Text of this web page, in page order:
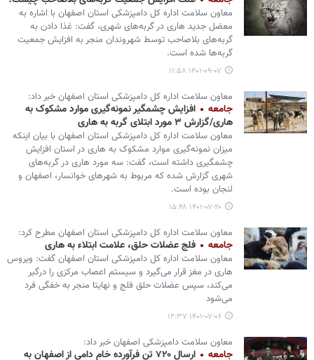
معاون سلامت اداره کل دامپزشکی استان اصفهان با اشاره به
معضل جدید هاری در گربه‌های شهری، گفت: غذا دادن به
گربه‌های بلاصاحب توسط شهروندان منجر به افزایش جمعیت
گربه‌ها شده است.
۱۴۰۱-۰۹-۰۷ ۱۱:۵۸
معاون سلامت اداره کل دامپزشکی استان اصفهان خبر داد:
جامعه
افزایش چشمگیر نمونه‌گیری موارد مشکوک به
هاری/گزارش ۳ مورد ابتلای گربه به هاری
معاون سلامت اداره کل دامپزشکی استان اصفهان با بیان اینکه
میزان نمونه‌گیری موارد مشکوک به هاری در استان افزایش
چشمگیری داشته است، گفت: سه مورد هاری در گربه‌های
شهری گزارش شده که مربوط به شهرهای خوانسار، اصفهان و
لنجان بوده است.
۱۴۰۱-۰۷-۲۰ ۱۵:۴۸
معاون سلامت اداره کل دامپزشکی استان اصفهان مطرح کرد:
جامعه فلج عضلات حلق، علامت ابتلاء به هاری
معاون سلامت اداره کل دامپزشکی استان اصفهان گفت: ویروس
هاری در مغز قرار می‌گیرد و سیستم اعصاب مرکزی را درگیر
می‌کند، سپس عضلات حلق فلج و نهایتا منجر به خفگی فرد
می‌شود
۱۴۰۱-۰۷-۰۶ ۱۲:۳۷
معاون سلامت دامپزشکی اصفهان خبر داد:
جامعه
ارسال ۷۲۰ تن فرآورده خام دامی از اصفهان به